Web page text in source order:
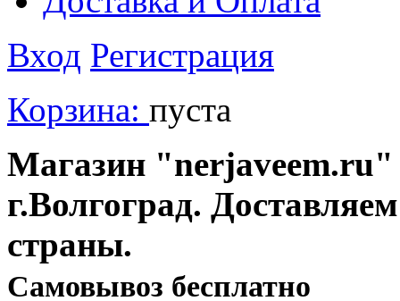
Вход Регистрация
Корзина: пуста
Магазин "nerjaveem.ru"
г.Волгоград.
страны.
Cамовывоз бесплатно